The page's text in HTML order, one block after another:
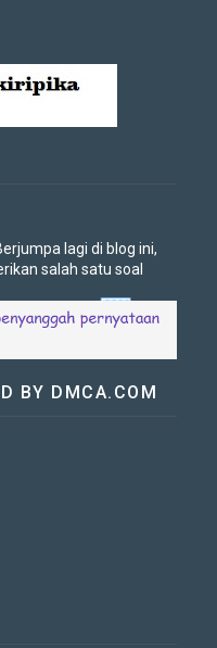
lagi di blog ini,
salah satu soal
BY DMCA.COM